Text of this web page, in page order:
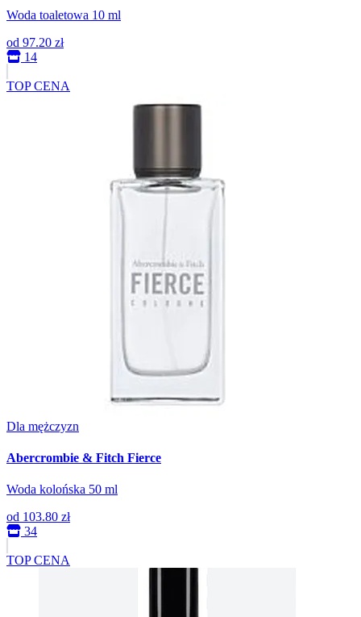
Woda toaletowa 10 ml
od 97.20 zł
14
TOP CENA
Dla mężczyzn
Abercrombie & Fitch Fierce
Woda kolońska 50 ml
od 103.80 zł
34
TOP CENA